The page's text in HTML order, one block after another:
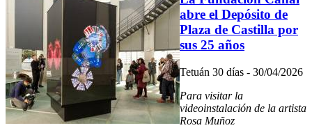
abre el Depósito de
Plaza de Castilla por
sus 25 años
Tetuán 30 días - 30/04/2026
Para visitar la
videoinstalación de la artista
Rosa Muñoz